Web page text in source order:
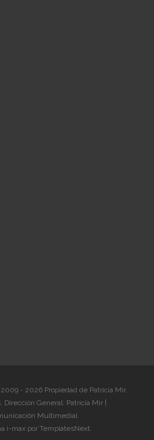
- 2026 Propiedad de Patricia Mir.
Dirección General: Patricia Mir |
Multimedial
i-max por TemplatesNext.